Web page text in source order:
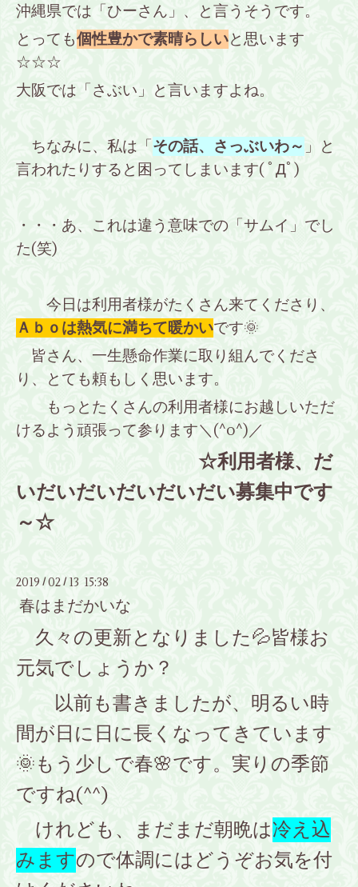
沖縄県では「ひーさん」、と言うそうです。
とっても個性豊かで素晴らしいと思います
☆☆☆
大阪では「さぶい」と言いますよね。
ちなみに、私は「その話、さっぶいわ～ 」と
言われたりすると困ってしまいます( ﾟДﾟ)
・・・あ、これは違う意味での「サムイ」でし
た(笑)
今日は利用者様がたくさん来てくださり、
Ａｂｏは熱気に満ちて暖かいです🌞
皆さん、一生懸命作業に取り組んでくださ
り、とても頼もしく思います。
もっとたくさんの利用者様にお越しいただ
けるよう頑張って参ります＼(^o^)／
☆利用者様、だ
いだいだいだいだいだい募集中です
～☆
2019 /02 / 13 15:38
春はまだかいな
久々の更新となりました💦皆様お
元気でしょうか？
以前も書きましたが、明るい時
間が日に日に長くなってきています
🌞もう少しで春🌸です。実りの季節
ですね(^^)
けれども、まだまだ朝晩は冷え込
みますので体調にはどうぞお気を付